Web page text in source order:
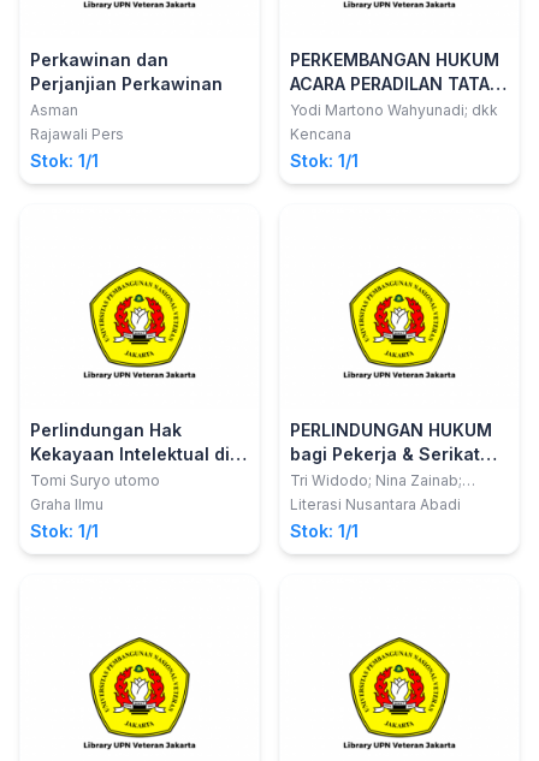
Perkawinan dan
Perjanjian Perkawinan
Asman
Rajawali Pers
Stok: 1/1
PERKEMBANGAN HUKUM
ACARA PERADILAN TATA
USAHA NEGARA DI
INDONESIA
Yodi Martono Wahyunadi; dkk
Kencana
Stok: 1/1
Perlindungan Hak
Kekayaan Intelektual di
Era Global Edisi 2;
Sebuah Kajian
Kontemporer
Tomi Suryo utomo
Graha Ilmu
Stok: 1/1
PERLINDUNGAN HUKUM
bagi Pekerja & Serikat
Pekerja dalam hal
Peralihan Kepemilikanan
Perusahaan
Tri Widodo; Nina Zainab;
Amalia Syauket
Literasi Nusantara Abadi
Stok: 1/1